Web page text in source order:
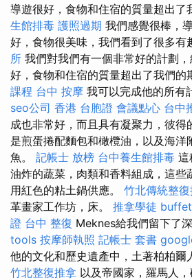
導遊很好，食物和住宿的質量超出了
生館排毒 護照過期 我們感覺很棒，
好，食物很美味，我們看到了很多有
所 我們對我們有一個非常好的計劃
好，食物和住宿的質量超出了我們的
課程 台中 按摩 我可以完成他的所有
seo公司 香港 台胞證 會議點心 台中
成也非常好，而且具有凝聚力，彼得
是煎蛋捲配麵包和橄欖油，以及海洋
魚。 記帳士 放榜 台中養生館排毒 這
油炸的蔬菜，肉類和香料組成，這些
用紅色的粘土鍋供應。 竹北傳統整
革畫家工作坊，床。 推拿學徒
證 台中 整復 Meknes給我們留下了
tools 按摩師執照 記帳士 套書
他的文化和歷史遺產中，土著柏柏爾
竹北整復推拿 以及帝國家，羅馬人